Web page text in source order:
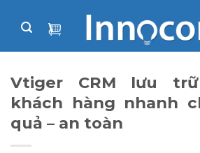
Vtiger CRM lưu
khách hàng nhanh
quả – an toàn